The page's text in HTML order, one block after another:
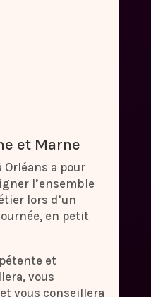
et Marne
a pour
l’ensemble
lors d’un
en petit
et
vous
vous conseillera